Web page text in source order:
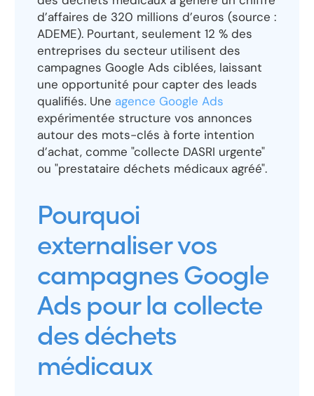
d’affaires de 320 millions d’euros (source :
ADEME). Pourtant, seulement 12 % des
entreprises du secteur utilisent des
campagnes Google Ads ciblées, laissant
une opportunité pour capter des leads
qualifiés. Une agence Google Ads
expérimentée structure vos annonces
autour des mots-clés à forte intention
d’achat, comme "collecte DASRI urgente"
ou "prestataire déchets médicaux agréé".
Pourquoi
externaliser vos
campagnes Google
Ads pour la collecte
des déchets
médicaux